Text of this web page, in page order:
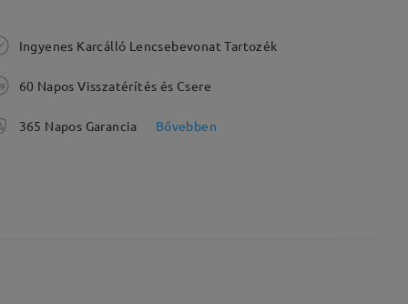
Ingyenes Karcálló Lencsebevonat Tartozék
60 Napos Visszatérítés és Csere
365 Napos Garancia Bővebben